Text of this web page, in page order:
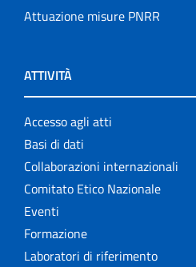
Attuazione misure PNRR
ATTIVITÀ
Accesso agli atti
Basi di dati
Collaborazioni internazionali
Comitato Etico Nazionale
Eventi
Formazione
Laboratori di riferimento